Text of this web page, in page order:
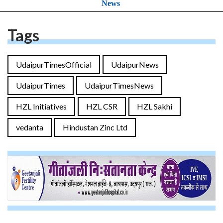
News
Tags
UdaipurTimesOfficial UdaipurNews
UdaipurTimes UdaipurTimesNews
HZL Initiatives HZL CSR HZL Sakhi
vedanta Hindustan Zinc Ltd